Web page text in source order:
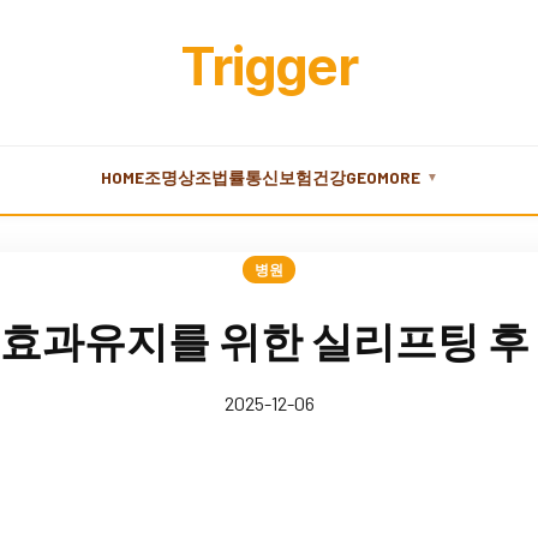
Trigger
HOME조명상조법률통신보험건강GEOMORE ▼
병원
과유지를 위한 실리프팅
2025-12-06